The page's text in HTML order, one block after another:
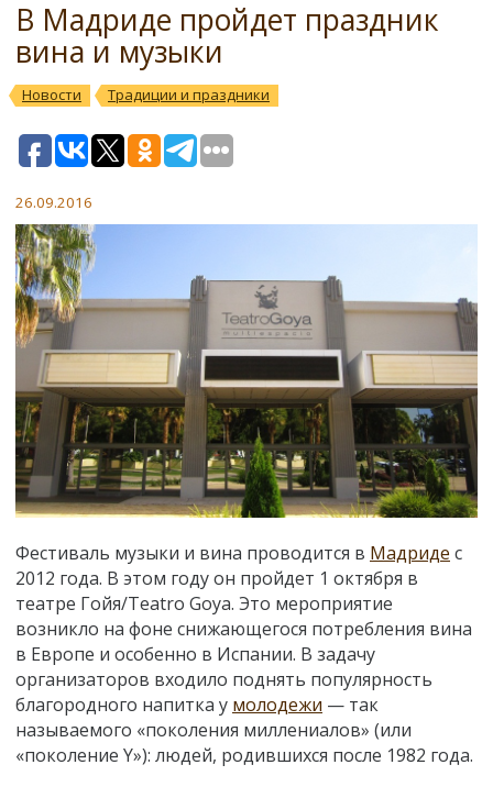
В Мадриде пройдет праздник
вина и музыки
Новости Традиции и праздники
26.09.2016
Фестиваль музыки и вина проводится в Мадриде с
2012 года. В этом году он пройдет 1 октября в
театре Гойя/Teatro Goya. Это мероприятие
возникло на фоне снижающегося потребления вина
в Европе и особенно в Испании. В задачу
организаторов входило поднять популярность
благородного напитка у молодежи — так
называемого «поколения миллениалов» (или
«поколение Y»): людей, родившихся после 1982 года.